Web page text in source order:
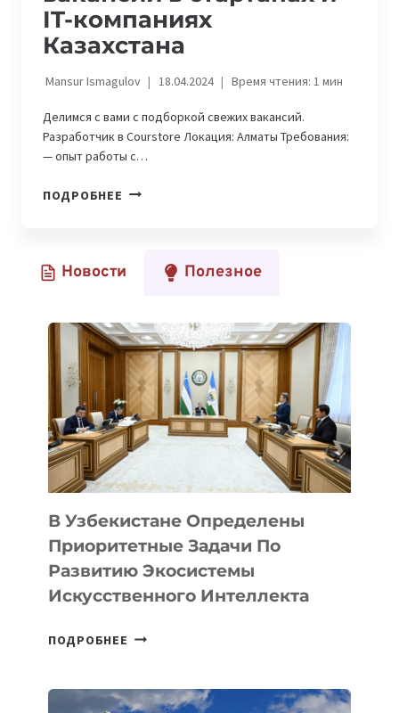
IT-компаниях
Казахстана
Mansur Ismagulov 18.04.2024 Время чтения: 1мин
Делимся с вами с подборкой свежих вакансий.
Разработчик в Courstore Локация: Алматы Требования:
— опыт работы с…
ПОДРОБНЕЕ KOLESA
TECHNOLOGIES
ВАКАНСИИ
В
СТАРТАПАХ
И
IT-
КОМПАНИЯХ
КАЗАХСТАНА
Новости Полезное
В Узбекистане Определены
Приоритетные Задачи По
Развитию Экосистемы
Искусственного Интеллекта
ПОДРОБНЕЕ В
ПРИОРИТЕТНЫЕ